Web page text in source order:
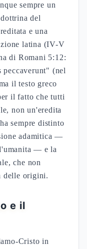
sempre un
del
e una
latina (IV-V
di Romani 5:12:
peccaverunt" (nel
il testo greco
il fatto che tutti
non un'eredita
sempre distinto
adamitica —
— e la
che non
delle origini.
e il
Cristo in